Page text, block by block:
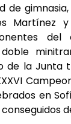
de
Martínez
del
de la Junta
en